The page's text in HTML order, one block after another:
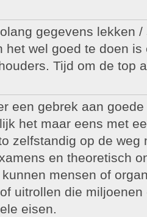
gegevens lekken
het wel goed te doen
Tijd om de top
een gebrek aan
het maar eens met
zelfstandig op de weg
en theoretisch
mensen of
uitrollen die
eisen.